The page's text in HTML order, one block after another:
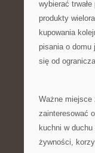
wybierać
produkty
kupowania
pisania o domu
się od
Ważne miejsce
zainteresować
kuchni w
żywności,